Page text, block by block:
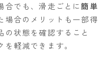
合でも、滑走ごとに簡単
場合のメリットも一部得
の状態を確認すること
軽減できます。